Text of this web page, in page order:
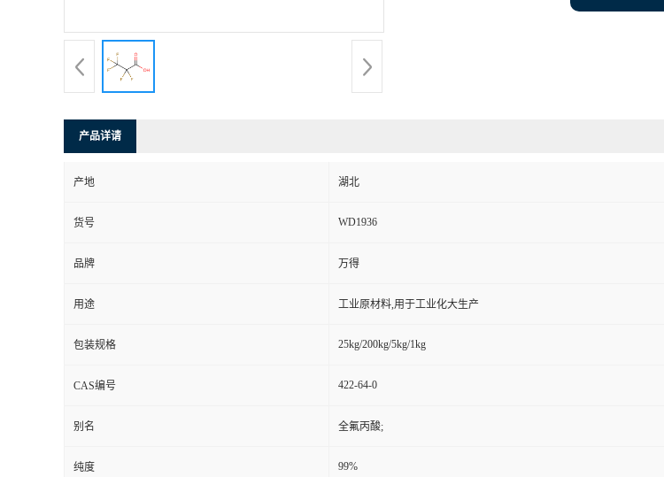
产品详请
产地 湖北
货号 WD1936
品牌 万得
用途 工业原材料,用于工业化大生产
包装规格 25kg/200kg/5kg/1kg
CAS编号 422-64-0
别名 全氟丙酸;
纯度 99%